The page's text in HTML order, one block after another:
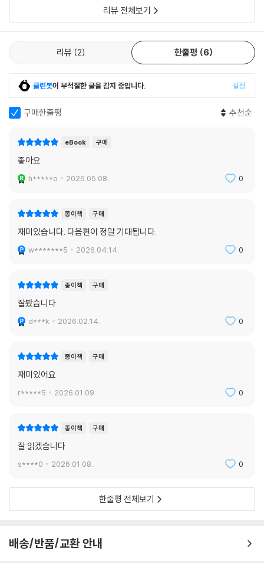
리뷰 전체보기
리뷰 2 한줄평 6
클린봇이 부적절한 글을 감지 중입니다. 설정
구매한줄평 추천순
eBook 구매
좋아요
h*****o 2026.05.08. 0
종이책 구매
재미있습니다. 다음편이 정말 기대됩니다.
w*******5 2026.04.14. 0
종이책 구매
잘봤습니다
d***k 2026.02.14. 0
종이책 구매
재미있어요
r*****5 2026.01.09. 0
종이책 구매
잘 읽겠습니다
s****0 2026.01.08. 0
한줄평 전체보기
배송/반품/교환 안내